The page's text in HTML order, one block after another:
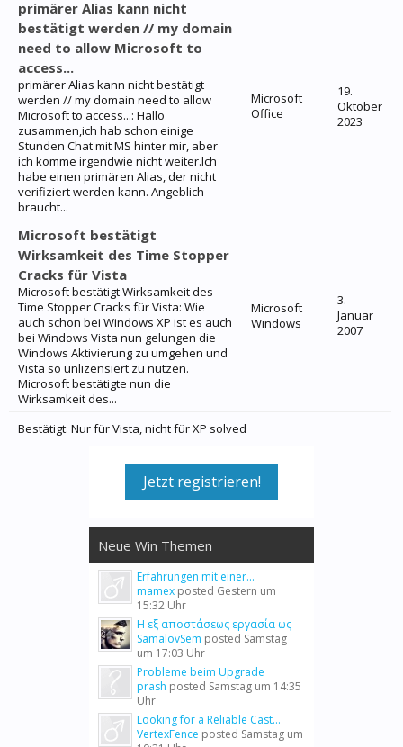
primärer Alias kann nicht
bestätigt werden // my domain
need to allow Microsoft to
access...
primärer Alias kann nicht bestätigt
werden // my domain need to allow
Microsoft to access...: Hallo
zusammen,ich hab schon einige
Stunden Chat mit MS hinter mir, aber
ich komme irgendwie nicht weiter.Ich
habe einen primären Alias, der nicht
verifiziert werden kann. Angeblich
braucht...
Microsoft
Office
19.
Oktober
2023
Microsoft bestätigt
Wirksamkeit des Time Stopper
Cracks für Vista
Microsoft bestätigt Wirksamkeit des
Time Stopper Cracks für Vista: Wie
auch schon bei Windows XP ist es auch
bei Windows Vista nun gelungen die
Windows Aktivierung zu umgehen und
Vista so unlizensiert zu nutzen.
Microsoft bestätigte nun die
Wirksamkeit des...
Microsoft
Windows
3.
Januar
2007
Bestätigt: Nur für Vista, nicht für XP solved
Jetzt registrieren!
Neue Win Themen
Erfahrungen mit einer...
mamex posted Gestern um
15:32 Uhr
Η εξ αποστάσεως εργασία ως
SamalovSem posted Samstag
um 17:03 Uhr
Probleme beim Upgrade
prash posted Samstag um 14:35
Uhr
Looking for a Reliable Cast...
VertexFence posted Samstag um